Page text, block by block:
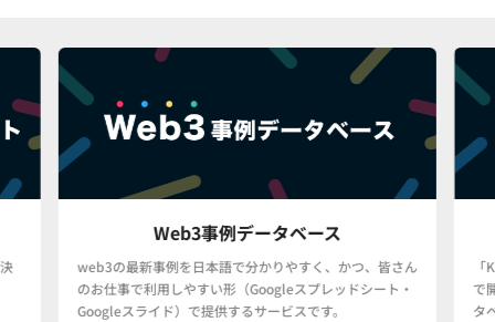
Web3事例データベース
web3の最新事例を日本語で分かりやすく、かつ、皆さん
のお仕事で利用しやすい形（Googleスプレッドシート・
Googleスライド）で提供するサービスです。
で
タ